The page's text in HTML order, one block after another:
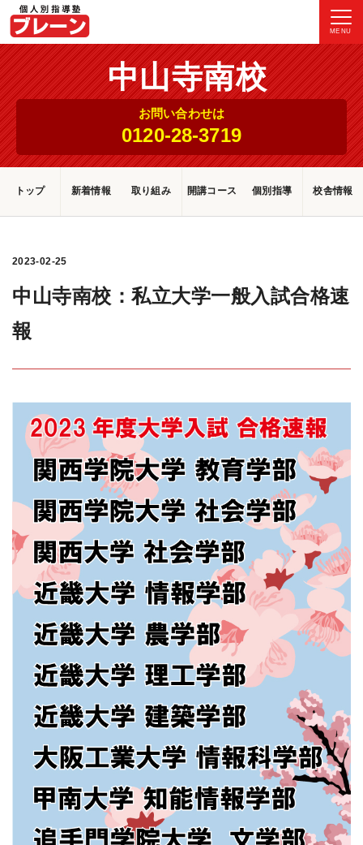
MENU
中山寺南校
お問い合わせは
0120-28-3719
トップ 新着情報 取り組み 開講コース 個別指導 校舎情報
2023-02-25
中山寺南校：私立大学一般入試合格速
報